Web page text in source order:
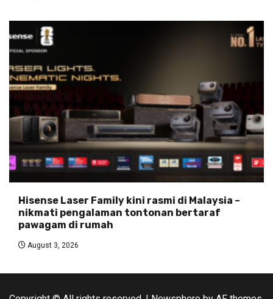
Hisense Laser Family kini rasmi di Malaysia –
nikmati pengalaman tontonan bertaraf
pawagam di rumah
August 3, 2026